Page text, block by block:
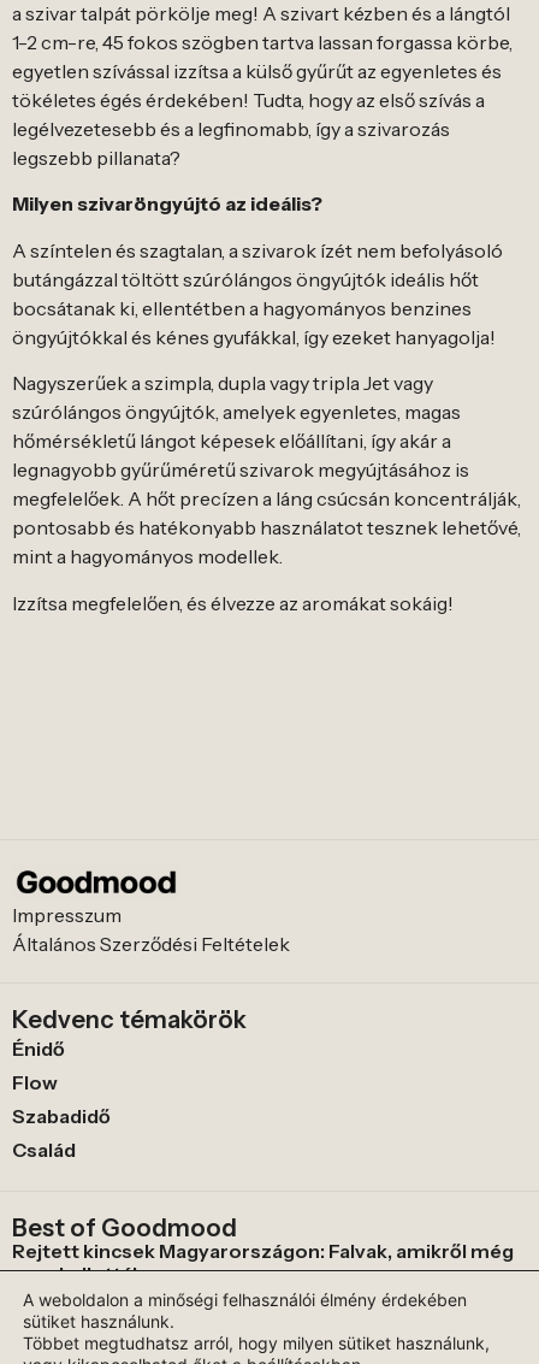
a szivar talpát pörkölje meg! A szivart kézben és a lángtól
1-2 cm-re, 45 fokos szögben tartva lassan forgassa körbe,
egyetlen szívással izzítsa a külső gyűrűt az egyenletes és
tökéletes égés érdekében! Tudta, hogy az első szívás a
legélvezetesebb és a legfinomabb, így a szivarozás
legszebb pillanata?
Milyen szivaröngyújtó az ideális?
A színtelen és szagtalan, a szivarok ízét nem befolyásoló
butángázzal töltött szúrólángos öngyújtók ideális hőt
bocsátanak ki, ellentétben a hagyományos benzines
öngyújtókkal és kénes gyufákkal, így ezeket hanyagolja!
Nagyszerűek a szimpla, dupla vagy tripla Jet vagy
szúrólángos öngyújtók, amelyek egyenletes, magas
hőmérsékletű lángot képesek előállítani, így akár a
legnagyobb gyűrűméretű szivarok megyújtásához is
megfelelőek. A hőt precízen a láng csúcsán koncentrálják,
pontosabb és hatékonyabb használatot tesznek lehetővé,
mint a hagyományos modellek.
Izzítsa megfelelően, és élvezze az aromákat sokáig!
Impresszum
Általános Szerződési Feltételek
Kedvenc témakörök
Énidő
Flow
Szabadidő
Család
Best of Goodmood
Rejtett kincsek Magyarországon: Falvak, amikről még
nem hallottál
A kávé útja a csészéig: az otthoni pörkölés és készítés
rituáléja
A weboldalon a minőségi felhasználói élmény érdekében
sütiket használunk.
Többet megtudhatsz arról, hogy milyen sütiket használunk,